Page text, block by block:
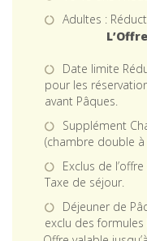
Adultes :
Date limite
pour les
avant Pâques.
Supplément
(chambre double à
Exclus de
Taxe de séjour.
Déjeuner de
exclu des formules